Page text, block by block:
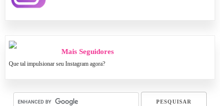
Mais Seguidores
Que tal impulsionar seu Instagram agora?